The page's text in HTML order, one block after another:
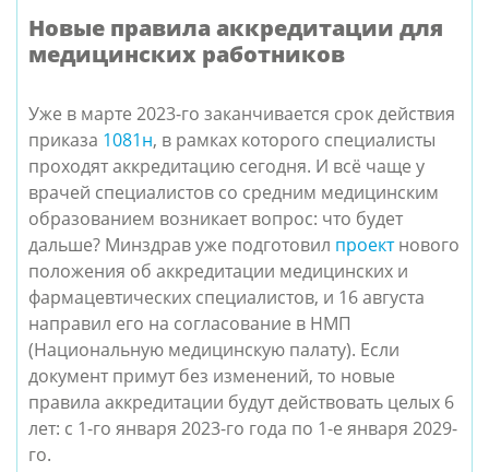
Новые правила аккредитации для
медицинских работников
Уже в марте 2023-го заканчивается срок действия
приказа 1081н, в рамках которого специалисты
проходят аккредитацию сегодня. И всё чаще у
врачей специалистов со средним медицинским
образованием возникает вопрос: что будет
дальше? Минздрав уже подготовил проектнового
положения об аккредитации медицинских и
фармацевтических специалистов, и 16 августа
направил его на согласование в НМП
(Национальную медицинскую палату). Если
документ примут без изменений, то новые
правила аккредитации будут действовать целых 6
лет: с 1-го января 2023-го года по 1-е января 2029-
го.